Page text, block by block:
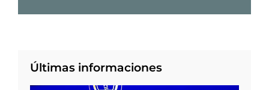
Últimas informaciones